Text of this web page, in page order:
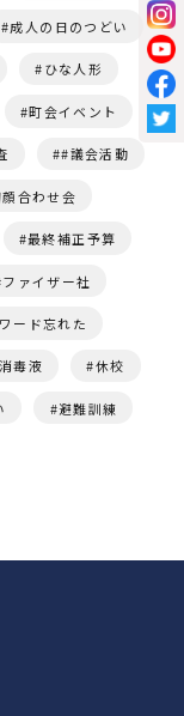
成人の日のつどい
ひな人形
町会イベント
#議会活動
合わせ会
最終補正予算
ファイザー社
ード忘れた
消毒液 休校
避難訓練